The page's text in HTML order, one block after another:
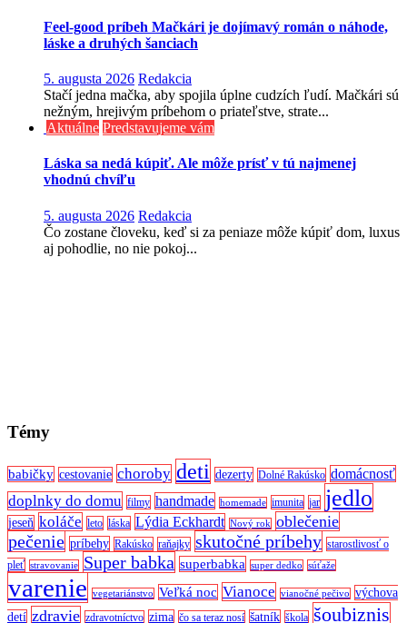
Feel-good príbeh Mačkári je dojímavý román o náhode,
láske a druhých šanciach
5. augusta 2026 Redakcia
Stačí jedna mačka, aby spojila úplne cudzích ľudí. Mačkári sú
nežným, hrejivým príbehom o priateľstve, strate...
Aktuálne Predstavujeme vám
Láska sa nedá kúpiť. Ale môže prísť v tú najmenej
vhodnú chvíľu
5. augusta 2026 Redakcia
Čo zostane človeku, keď si za peniaze môže kúpiť dom, luxus
aj pohodlie, no nie pokoj...
Témy
babičky cestovanie choroby deti dezerty Dolné Rakúsko domácnosť
doplnky do domu filmy handmade homemade imunita jar jedlo
jeseň koláče leto láska Lýdia Eckhardt Nový rok oblečenie
pečenie príbehy Rakúsko raňajky skutočné príbehy starostlivosť o
pleť stravovanie Super babka superbabka super dedko súťaže
varenie vegetariánstvo Veľká noc Vianoce vianočné pečivo
výchova
detí zdravie zdravotníctvo zima čo sa teraz nosí šatník škola šoubiznis